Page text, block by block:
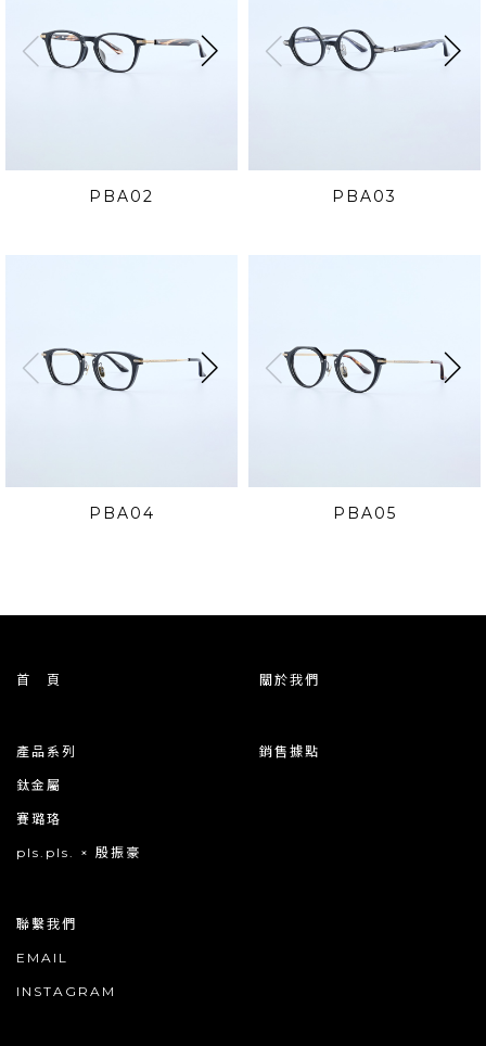
PBA02 PBA03
PBA04 PBA05
首 頁 關於我們
產品系列
鈦金屬
賽璐珞
pls.pls. × 殷振豪
銷售據點
聯繫我們
EMAIL
INSTAGRAM